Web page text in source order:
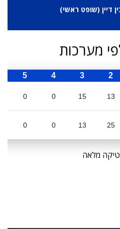
דיין (שופט ראשי)
מערכות
2
3
4
5
13
15
0
0
25
13
0
0
מלאה